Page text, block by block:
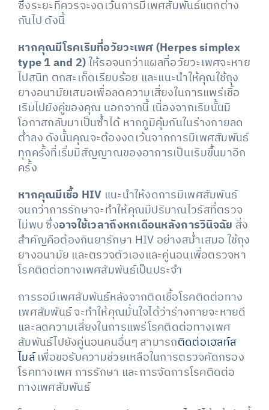
ซึ่งระยะที่ควรจะงดเว้นการมีเพศสัมพันธ์แตกต่าง
กันไป ดังนี้
หากคุณมีโรคเริมที่อวัยวะเพศ (Herpes simplex
type 1 and 2)ให้รอจนกว่าแผลที่อวัยวะเพศจะหาย
ไปสนิท ตกสะเก็ดเรียบร้อย และแนะนำให้คุณใช้ถุง
ยางอนามัยเสมอเพื่อลดความเสี่ยงในการแพร่เชื้อ
เริมไปยังคู่ของคุณ นอกจากนี้ เนื่องจากเริมนั้นมี
โอกาสกลับมาเป็นซ้ำได้ หากภูมิคุ้มกันในร่างกายลด
ต่ำลง ดังนั้นคุณจะต้องงดเว้นจากการมีเพศสัมพันธ์
ทุกครั้งที่เริ่มมีสัญญาณของอาการเป็นเริมขึ้นมาอีก
ครั้ง
หากคุณมีเชื้อ HIV แนะนำให้งดการมีเพศสัมพันธ์
จนกว่าการรักษาจะทำให้คุณมีปริมาณไวรัสที่ตรวจ
ไม่พบ ซึ่งอาจใช้เวลาถึงหกเดือนหลังการวินิจฉัย สิ่ง
สำคัญคือต้องกินยารักษา HIV อย่างสม่ำเสมอ ใช้ถุง
ยางอนามัย และตรวจตัวเองและคู่นอนเพื่อตรวจหา
โรคติดต่อทางเพศสัมพันธ์เป็นประจำ
การรอมีเพศสัมพันธ์หลังจากติดเชื้อโรคติดต่อทาง
เพศสัมพันธ์ จะทำให้คุณมั่นใจได้ว่าร่างกายจะหายดี
และลดความเสี่ยงในการแพร่โรคติดต่อทางเพศ
สัมพันธ์ไปยังคู่นอนคนอื่นๆ สามารถติดต่อเฮลท์ส
ไมล์เพื่อขอรับความช่วยเหลือในการตรวจคัดกรอง
โรคทางเพศ การรักษา และการจัดการโรคติดต่อ
ทางเพศสัมพันธ์